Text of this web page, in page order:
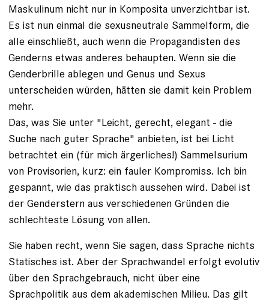
Maskulinum nicht nur in Komposita unverzichtbar ist.
Es ist nun einmal die sexusneutrale Sammelform, die
alle einschließt, auch wenn die Propagandisten des
Genderns etwas anderes behaupten. Wenn sie die
Genderbrille ablegen und Genus und Sexus
unterscheiden würden, hätten sie damit kein Problem
mehr.
Das, was Sie unter "Leicht, gerecht, elegant - die
Suche nach guter Sprache" anbieten, ist bei Licht
betrachtet ein (für mich ärgerliches!) Sammelsurium
von Provisorien, kurz: ein fauler Kompromiss. Ich bin
gespannt, wie das praktisch aussehen wird. Dabei ist
der Genderstern aus verschiedenen Gründen die
schlechteste Lösung von allen.
Sie haben recht, wenn Sie sagen, dass Sprache nichts
Statisches ist. Aber der Sprachwandel erfolgt evolutiv
über den Sprachgebrauch, nicht über eine
Sprachpolitik aus dem akademischen Milieu. Das gilt